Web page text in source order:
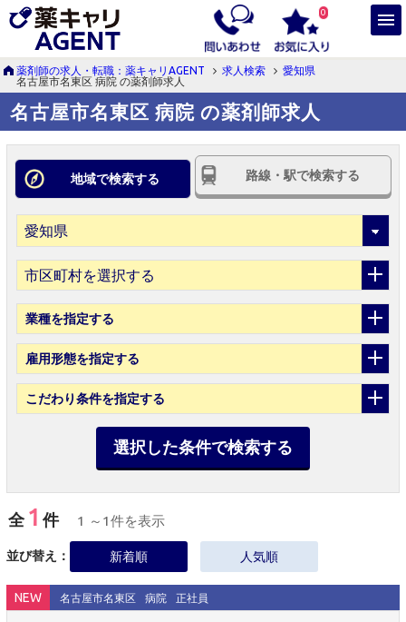
0
薬剤師の求人・転職：薬キャリAGENT 求人検索
愛知県
名古屋市名東区 病院 の薬剤師求人
名古屋市名東区 病院 の薬剤師求人
地域で検索する 路線・駅で検索する
市区町村を選択する
業種を指定する
雇用形態を指定する
こだわり条件を指定する
選択した条件で検索する
全 1 件 1 ～1件を表示
並び替え： 新着順 人気順
NEW 名古屋市名東区 病院 正社員